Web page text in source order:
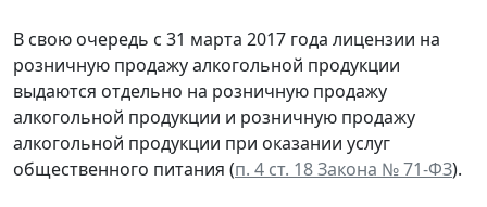
В свою очередь с 31 марта 2017 года лицензии на
розничную продажу алкогольной продукции
выдаются отдельно на розничную продажу
алкогольной продукции и розничную продажу
алкогольной продукции при оказании услуг
общественного питания (п. 4 ст. 18 Закона № 71-ФЗ).